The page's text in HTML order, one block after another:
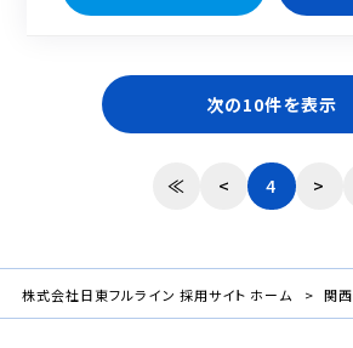
次の10件を表示
≪ < 4 >
株式会社日東フルライン 採用サイト ホーム 関西